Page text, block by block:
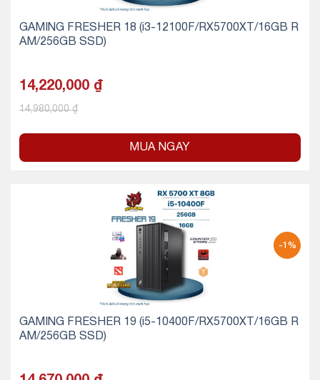
GAMING FRESHER 18 (i3-12100F/RX5700XT/16GB R
AM/256GB SSD)
14,220,000 ₫
14,980,000₫
MUA NGAY
-1%
GAMING FRESHER 19 (i5-10400F/RX5700XT/16GB R
AM/256GB SSD)